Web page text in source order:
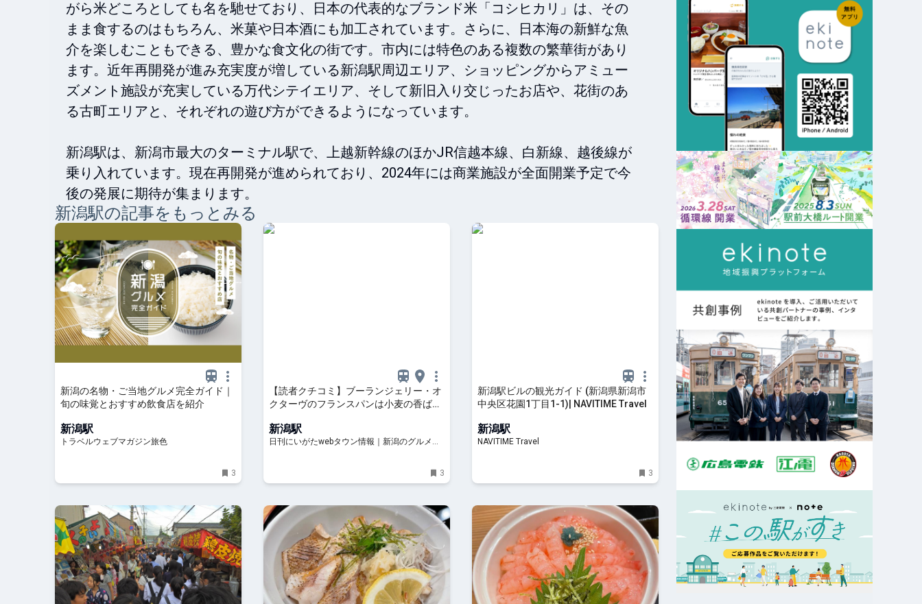
がら米どころとしても名を馳せており、日本の代表的なブランド米「コシヒカリ」は、その
まま食するのはもちろん、米菓や日本酒にも加工されています。さらに、日本海の新鮮な魚
介を楽しむこともできる、豊かな食文化の街です。市内には特色のある複数の繁華街があり
ます。近年再開発が進み充実度が増している新潟駅周辺エリア、ショッピングからアミュー
ズメント施設が充実している万代シテイエリア、そして新旧入り交じったお店や、花街のあ
る古町エリアと、それぞれの遊び方ができるようになっています。
新潟駅は、新潟市最大のターミナル駅で、上越新幹線のほかJR信越本線、白新線、越後線が
乗り入れています。現在再開発が進められており、2024年には商業施設が全面開業予定で今
後の発展に期待が集まります。
新潟駅の記事をもっとみる
新潟の名物・ご当地グルメ完全ガイド｜
旬の味覚とおすすめ飲食店を紹介
新潟駅
トラベルウェブマガジン旅色
3
【読者クチコミ】ブーランジェリー・オ
クターヴのフランスパンは小麦の香ばし
市中央区沼垂
新潟駅
日刊にいがたwebタウン情報｜新潟のグルメ・
3
新潟駅ビルの観光ガイド (新潟県新潟市
中央区花園1丁目1-1)| NAVITIME Travel
新潟駅
NAVITIME Travel
3